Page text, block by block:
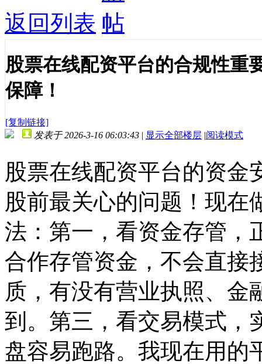
返回列表
股票在线配资平台的合规性重
保障！
[复制链接]
发表于 2026-3-16 06:03:43 | 显示全部楼层 |阅读模式
股票在线配资平台的资金
股前最关心的问题！现在
法：第一，看资金存管，
合作存管资金，不会直接
质，有没有营业执照、金
到。第三，看交易模式，
盘容易跑路。我现在用的